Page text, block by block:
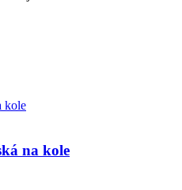
na kole